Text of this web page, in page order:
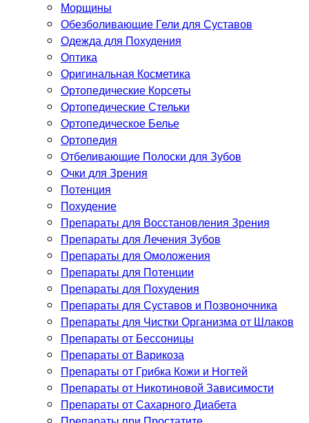
Морщины
Обезболивающие Гели для Суставов
Одежда для Похудения
Оптика
Оригинальная Косметика
Ортопедические Корсеты
Ортопедические Стельки
Ортопедическое Белье
Ортопедия
Отбеливающие Полоски для Зубов
Очки для Зрения
Потенция
Похудение
Препараты для Восстановления Зрения
Препараты для Лечения Зубов
Препараты для Омоложения
Препараты для Потенции
Препараты для Похудения
Препараты для Суставов и Позвоночника
Препараты для Чистки Организма от Шлаков
Препараты от Бессоницы
Препараты от Варикоза
Препараты от Грибка Кожи и Ногтей
Препараты от Никотиновой Зависимости
Препараты от Сахарного Диабета